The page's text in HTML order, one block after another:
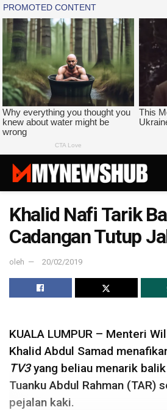
Khalid Nafi Tarik
Cadangan Tutup
oleh 20/02/2019
KUALA LUMPUR – Menteri
Khalid Abdul Samad
TV3yang beliau menarik
Tuanku Abdul Rahman (TAR)
pejalan kaki.